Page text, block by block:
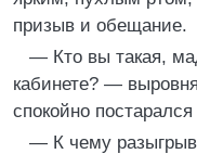
призыв и обещание.
— Кто вы такая,
кабинете? —
спокойно
— К чему